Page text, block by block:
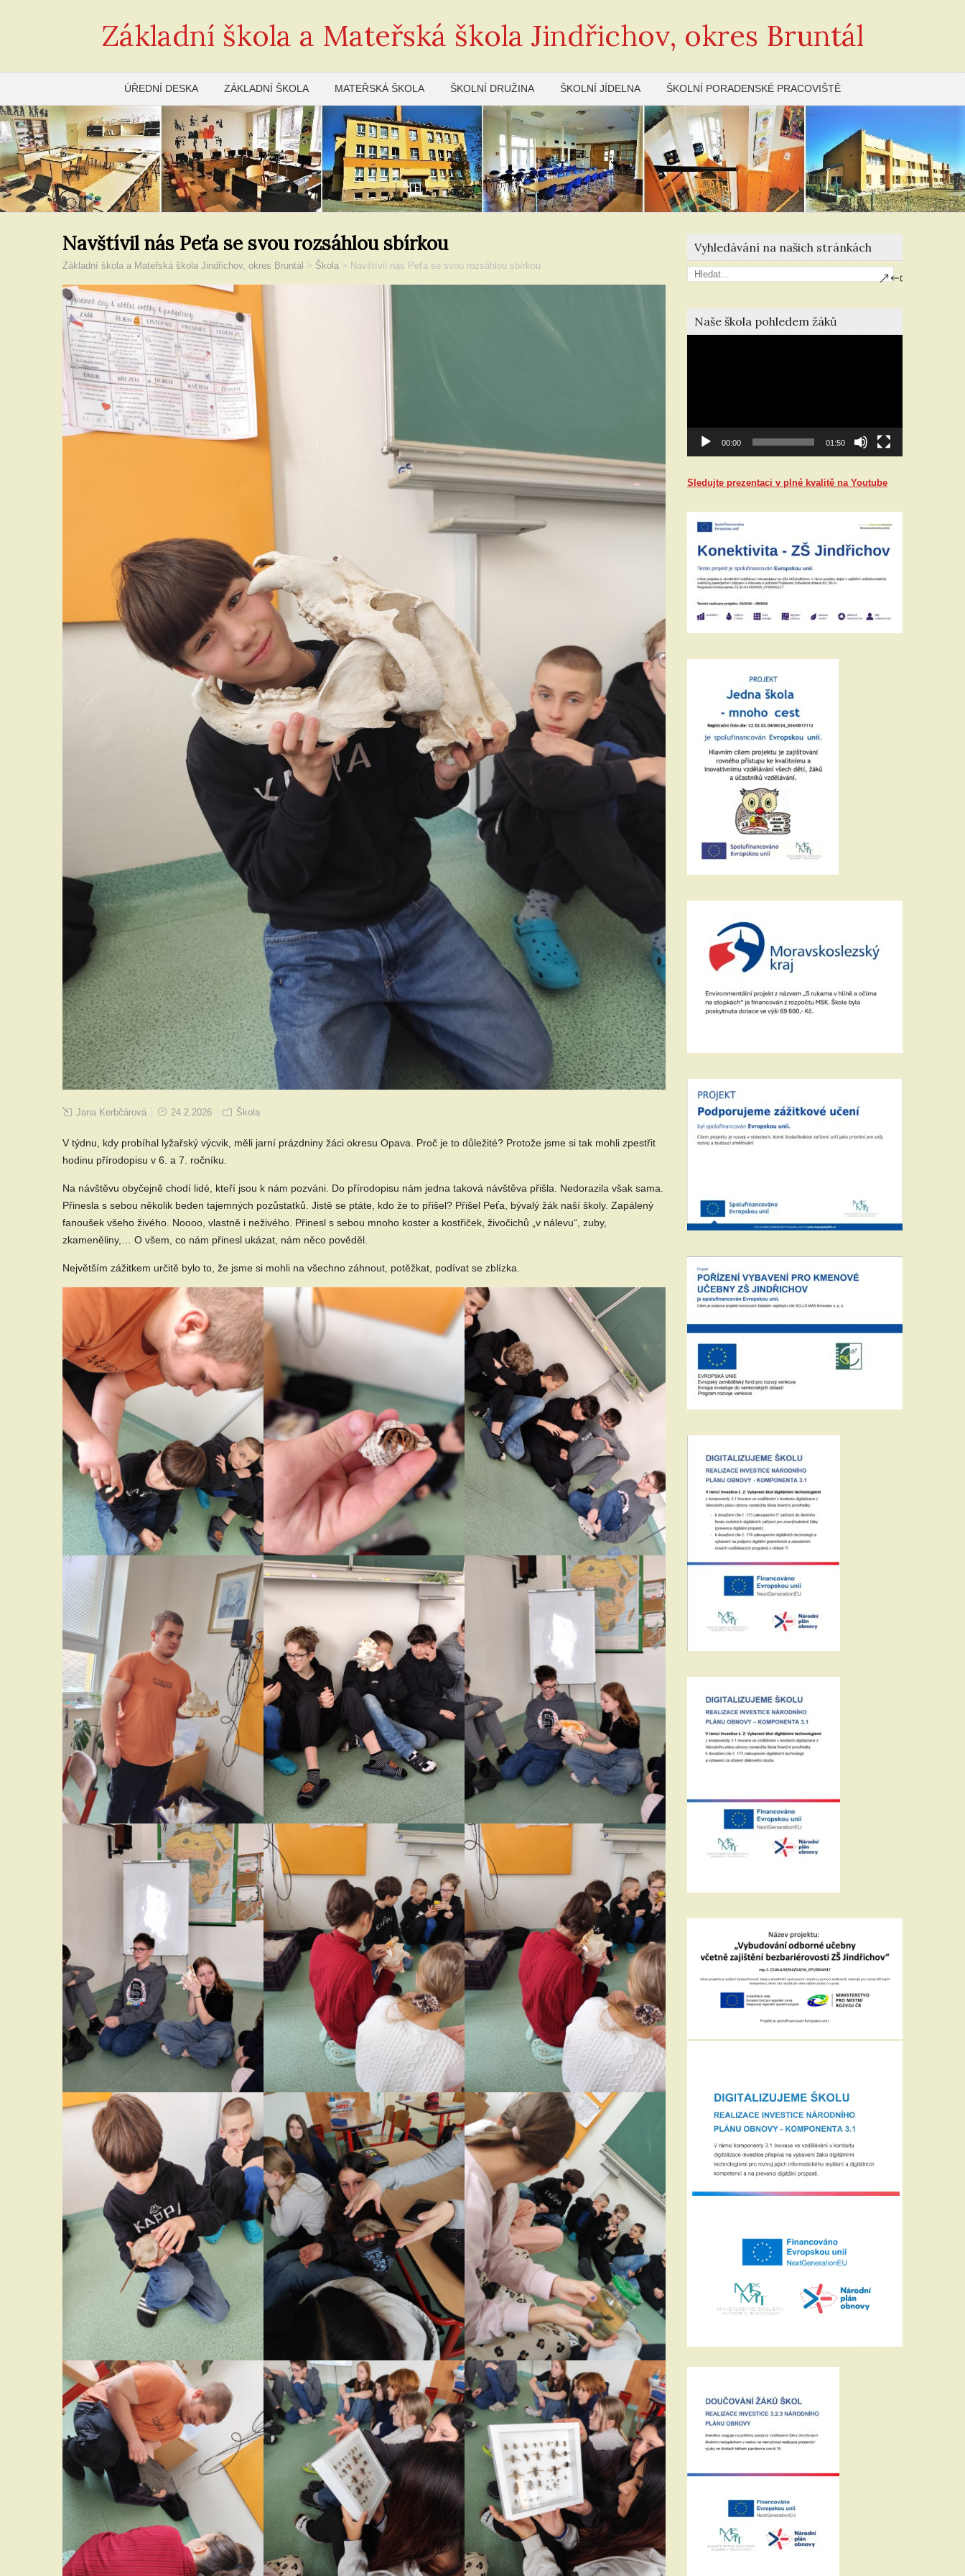
Základní škola a Mateřská škola Jindřichov, okres Bruntál
ÚŘEDNÍ DESKA ZÁKLADNÍ ŠKOLA MATEŘSKÁ ŠKOLA ŠKOLNÍ DRUŽINA ŠKOLNÍ JÍDELNA ŠKOLNÍ PORADENSKÉ PRACOVIŠTĚ
Navštívil nás Peťa se svou rozsáhlou sbírkou
Základní škola a Mateřská škola Jindřichov, okres Bruntál > Škola > Navštívil nás Peťa se svou rozsáhlou sbírkou
Jana Kerbčárová 24.2.2026 Škola
V týdnu, kdy probíhal lyžařský výcvik, měli jarní prázdniny žáci okresu Opava. Proč je to důležité? Protože jsme si tak mohli zpestřit
hodinu přírodopisu v 6. a 7. ročníku.
Na návštěvu obyčejně chodí lidé, kteří jsou k nám pozváni. Do přírodopisu nám jedna taková návštěva přišla. Nedorazila však sama.
Přinesla s sebou několik beden tajemných pozůstatků. Jistě se ptáte, kdo že to přišel? Přišel Peťa, bývalý žák naší školy. Zapálený
fanoušek všeho živého. Noooo, vlastně i neživého. Přinesl s sebou mnoho koster a kostřiček, živočichů „v nálevu“, zuby,
zkameněliny,… O všem, co nám přinesl ukázat, nám něco pověděl.
Největším zážitkem určitě bylo to, že jsme si mohli na všechno záhnout, potěžkat, podívat se zblízka.
Vyhledávání na našich stránkách
Naše škola pohledem žáků
00:00 01:50
Sledujte prezentaci v plné kvalitě na Youtube